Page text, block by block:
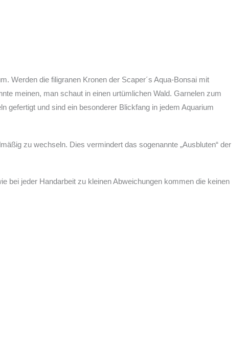
Werden die filigranen Kronen der Scaper´s Aqua-Bonsai mit
meinen, man schaut in einen urtümlichen Wald. Garnelen zum
gefertigt und sind ein besonderer Blickfang in jedem Aquarium
zu wechseln. Dies vermindert das sogenannte „Ausbluten“ der
bei jeder Handarbeit zu kleinen Abweichungen kommen die keinen